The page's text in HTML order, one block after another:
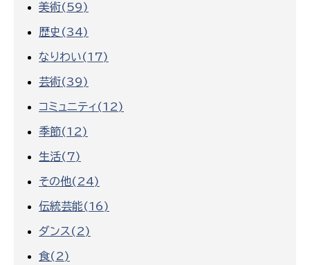
美術(59)
歴史(34)
なりわい(17)
芸術(39)
コミュニティ(12)
季節(12)
生活(7)
その他(24)
伝統芸能(16)
ダンス(2)
食(2)